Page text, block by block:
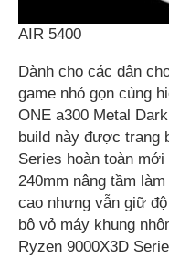
AIR 5400
Dành cho các dân
game nhỏ gọn cùng
ONE a300 Metal
build này được trang
Series hoàn toàn
240mm nâng tầm
cao nhưng vẫn giữ
bộ vỏ máy khung
Ryzen 9000X3D